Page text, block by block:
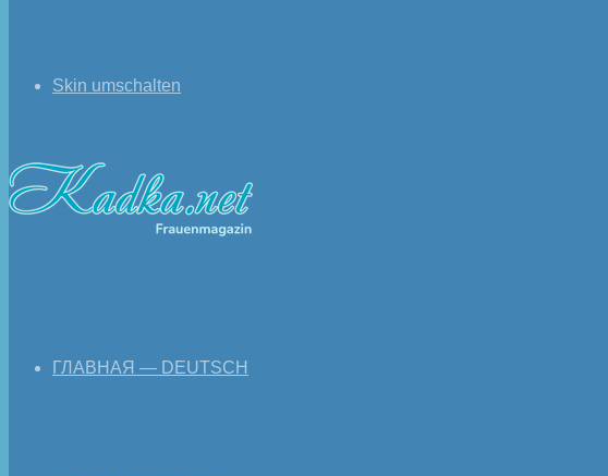
Skin umschalten
ГЛАВНАЯ — DEUTSCH